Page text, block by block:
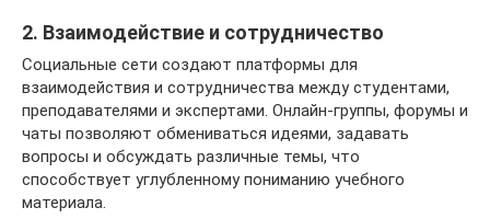
2. Взаимодействие и сотрудничество
Социальные сети создают платформы для
взаимодействия и сотрудничества между студентами,
преподавателями и экспертами. Онлайн-группы, форумы и
чаты позволяют обмениваться идеями, задавать
вопросы и обсуждать различные темы, что
способствует углубленному пониманию учебного
материала.